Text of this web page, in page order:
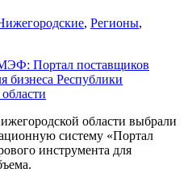
, Регионы,
области выбрали
систему «Портал
инструмента для